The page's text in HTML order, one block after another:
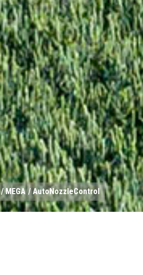
/MEGA / AutoNozzleControl